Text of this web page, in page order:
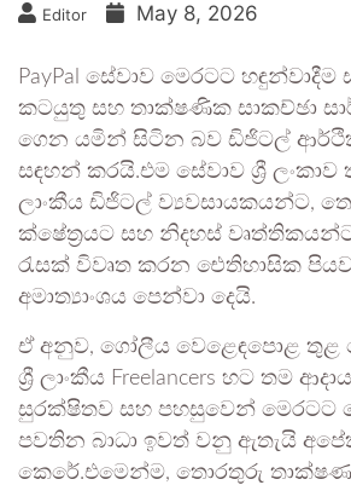
Editor May 8, 2026
PayPal සේවාව මෙරටට
කටයුතු සහ තාක්ෂණික සාකච්ඡා
ගෙන යමින් සිටින බව ඩිජිටල් ආර්ථික
සඳහන් කරයි.එම සේවාව ශ්‍රී ලංකාව
ලාංකීය ඩිජිටල් ව්‍යවසායකයන්ට,
ක්ෂේත්‍රයට සහ නිදහස්
රැසක් විවෘත කරන ඓතිහාසික
අමාත්‍යාංශය පෙන්වා දෙයි.
ඒ අනුව, ගෝලීය වෙළෙඳපොළ තුළ
ශ්‍රී ලාංකීය Freelancers හට තම
සුරක්ෂිතව සහ පහසුවෙන් මෙරටට
පවතින බාධා ඉවත් වනු ඇතැයි
කෙරේ.එමෙන්ම, තොරතුරු